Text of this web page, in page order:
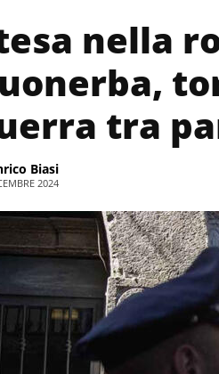
nella
tra
Biasi
2024